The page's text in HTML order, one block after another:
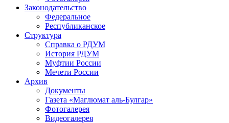
Законодательство
Федеральное
Республиканское
Структура
Справка о РДУМ
История РДУМ
Муфтии России
Мечети России
Архив
Документы
Газета «Маглюмат аль-Булгар»
Фотогалерея
Видеогалерея